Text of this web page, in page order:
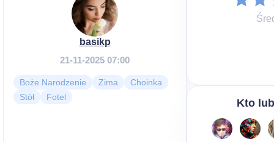
basikp
21-11-2025 07:00
Boże Narodzenie Zima
Choinka
Stół
Fotel Kto